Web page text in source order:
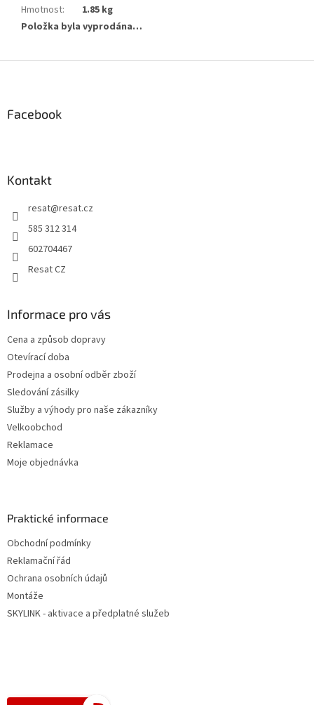
Hmotnost:
1.85 kg
Položka byla vyprodána…
Facebook
Kontakt
resat@resat.cz
585 312 314
602704467
Resat CZ
Informace pro vás
Cena a způsob dopravy
Otevírací doba
Prodejna a osobní odběr zboží
Sledování zásilky
Služby a výhody pro naše zákazníky
Velkoobchod
Reklamace
Moje objednávka
Praktické informace
Obchodní podmínky
Reklamační řád
Ochrana osobních údajů
Montáže
SKYLINK - aktivace a předplatné služeb